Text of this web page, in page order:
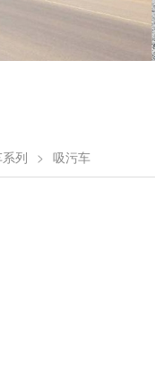
列 > 吸污车